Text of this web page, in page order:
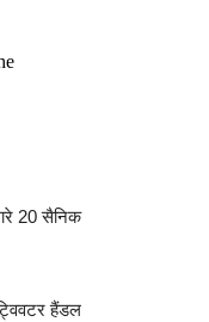
20 सैनिक
हैंडल